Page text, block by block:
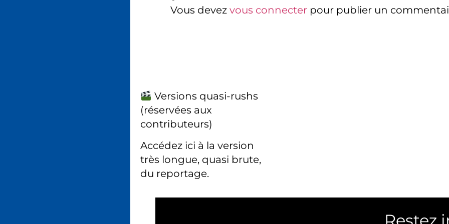
Vous devez vous connecter pour publier un
Versions quasi-rushs
(réservées aux
contributeurs)
Accédez ici à la version
très longue, quasi brute,
du reportage.